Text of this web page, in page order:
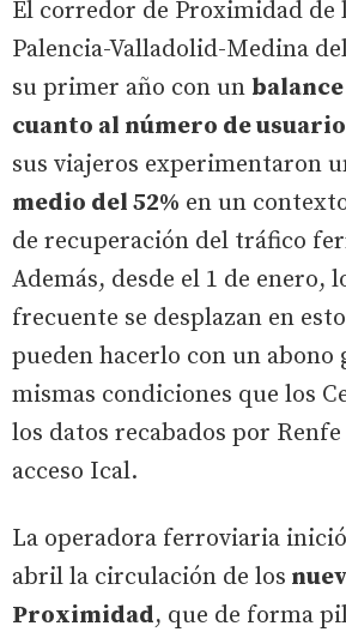
El corredor de Proximidad de
Palencia-Valladolid-Medina
su primer año con un
cuanto al número de
sus viajeros experimentaron
medio del 52% en un
de recuperación del tráfico
Además, desde el 1 de enero,
frecuente se desplazan en
pueden hacerlo con un abono
mismas condiciones que los
los datos recabados por
acceso Ical.
La operadora ferroviaria inició
abril la circulación de los
Proximidad, que de forma